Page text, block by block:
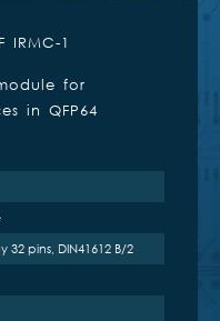
IRMC-1
for
in QFP64
pins, DIN41612 B/2